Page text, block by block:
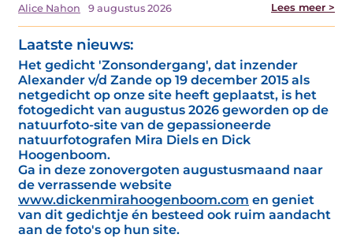
Alice Nahon 9 augustus 2026 Lees meer >
Laatste nieuws:
Het gedicht 'Zonsondergang', dat inzender
Alexander v/d Zande op 19 december 2015 als
netgedicht op onze site heeft geplaatst, is het
fotogedicht van augustus 2026 geworden op de
natuurfoto-site van de gepassioneerde
natuurfotografen Mira Diels en Dick
Hoogenboom.
Ga in deze zonovergoten augustusmaand naar
de verrassende website
www.dickenmirahoogenboom.com en geniet
van dit gedichtje én besteed ook ruim aandacht
aan de foto's op hun site.